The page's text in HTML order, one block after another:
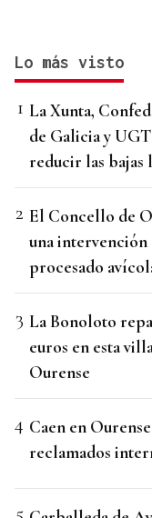
Lo más visto
La Xunta,
de Galicia y
reducir las bajas
El Concello de
una
procesado
La Bonoloto
euros en esta
Ourense
Caen en
reclamados